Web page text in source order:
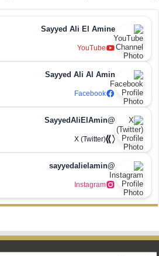
Sayyed Ali El Amine
YouTube
Sayyed Ali Al Amin
Facebook
@SayyedAliElAmin
X (Twitter)
@sayyedalielamin
Instagram
Search Button